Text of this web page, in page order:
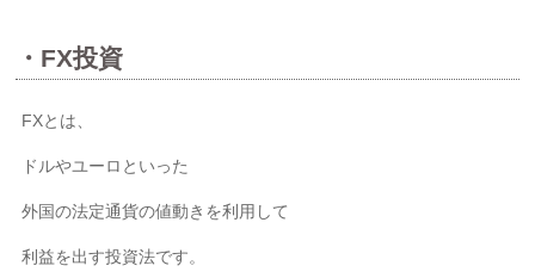
・FX投資
FXとは、
ドルやユーロといった
外国の法定通貨の値動きを利用して
利益を出す投資法です。